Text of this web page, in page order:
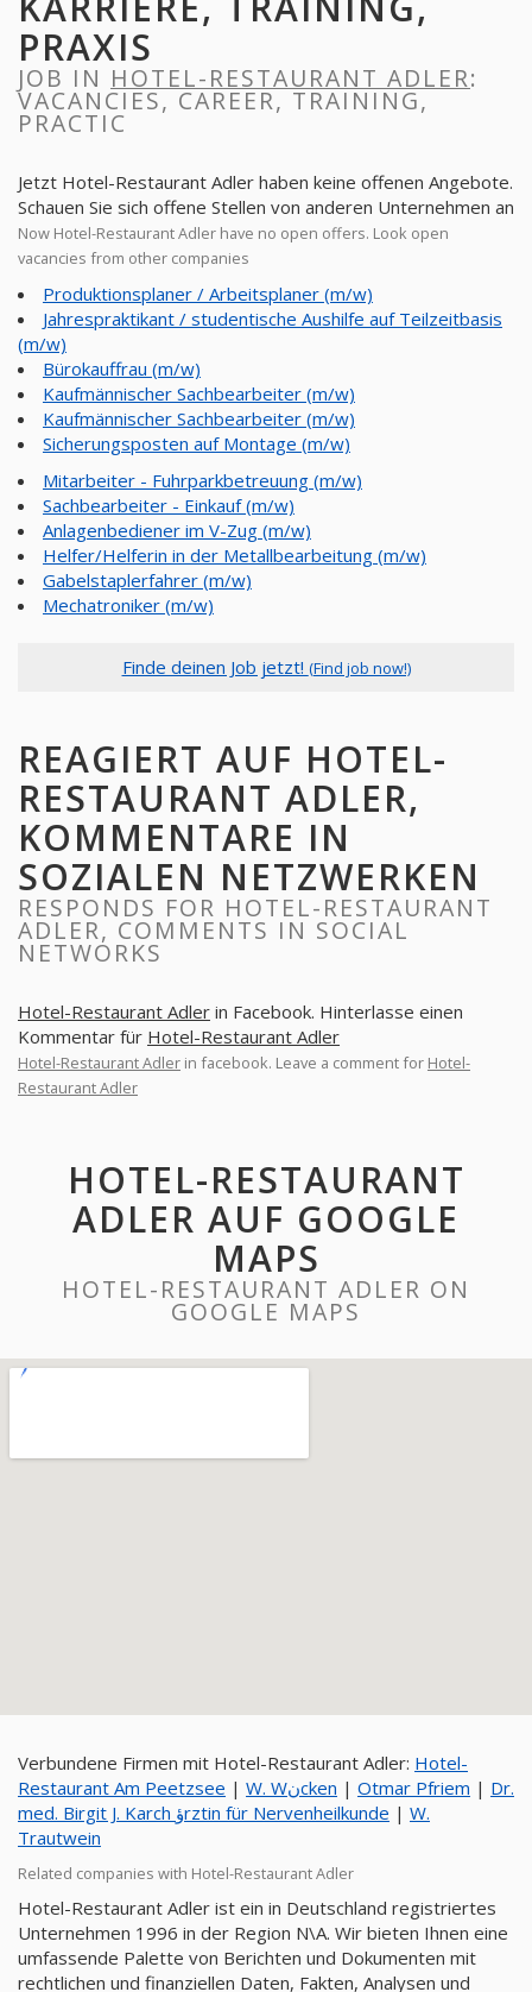
PRAXIS
JOB IN HOTEL-RESTAURANT ADLER:
VACANCIES, CAREER, TRAINING,
PRACTIC
Jetzt Hotel-Restaurant Adler haben keine offenen Angebote.
Schauen Sie sich offene Stellen von anderen Unternehmen an
Now Hotel-Restaurant Adler have no open offers. Look open
vacancies from other companies
Produktionsplaner / Arbeitsplaner (m/w)
Jahrespraktikant / studentische Aushilfe auf Teilzeitbasis
(m/w)
Bürokauffrau (m/w)
Kaufmännischer Sachbearbeiter (m/w)
Kaufmännischer Sachbearbeiter (m/w)
Sicherungsposten auf Montage (m/w)
Mitarbeiter - Fuhrparkbetreuung (m/w)
Sachbearbeiter - Einkauf (m/w)
Anlagenbediener im V-Zug (m/w)
Helfer/Helferin in der Metallbearbeitung (m/w)
Gabelstaplerfahrer (m/w)
Mechatroniker (m/w)
Finde deinen Job jetzt! (Find job now!)
REAGIERT AUF HOTEL-
RESTAURANT ADLER,
KOMMENTARE IN
SOZIALEN NETZWERKEN
RESPONDS FOR HOTEL-RESTAURANT
ADLER, COMMENTS IN SOCIAL
NETWORKS
Hotel-Restaurant Adler in Facebook. Hinterlasse einen
Kommentar für Hotel-Restaurant Adler
Hotel-Restaurant Adler in facebook. Leave a comment for Hotel-
Restaurant Adler
HOTEL-RESTAURANT
ADLER AUF GOOGLE
MAPS
HOTEL-RESTAURANT ADLER ON
GOOGLE MAPS
Verbundene Firmen mit Hotel-Restaurant Adler: Hotel-
Restaurant Am Peetzsee | W. Wنcken | Otmar Pfriem | Dr.
med. Birgit J. Karch ؤrztin für Nervenheilkunde | W.
Trautwein
Related companies with Hotel-Restaurant Adler
Hotel-Restaurant Adler ist ein in Deutschland registriertes
Unternehmen 1996 in der Region N\A. Wir bieten Ihnen eine
umfassende Palette von Berichten und Dokumenten mit
rechtlichen und finanziellen Daten, Fakten, Analysen und